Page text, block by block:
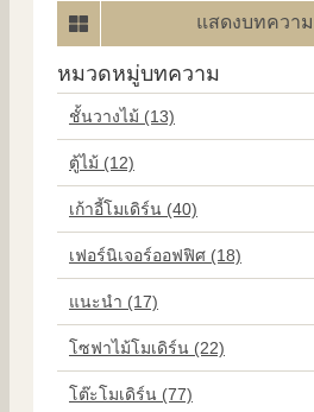
แสดงบทควา
หมวดหมู่บทความ
ชั้นวางไม้ (13)
ตู้ไม้ (12)
เก้าอี้โมเดิร์น (40)
เฟอร์นิเจอร์ออฟฟิศ (18)
แนะนำ (17)
โซฟาไม้โมเดิร์น (22)
โต๊ะโมเดิร์น (77)